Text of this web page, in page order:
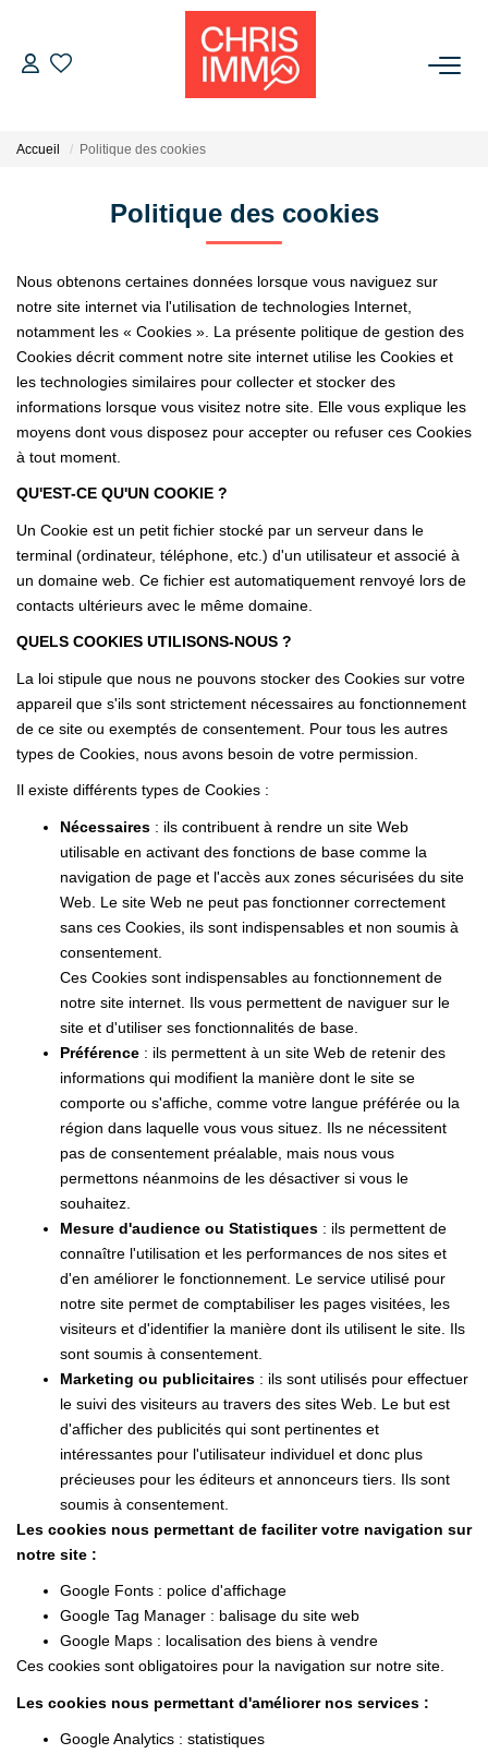
VENDRE
BIENS VENDUS
L'AGENCE
Présentation De L'agence
CONTACT
EN
Accueil Politique des cookies
Politique des cookies
Nous obtenons certaines données lorsque vous naviguez sur
notre site internet via l'utilisation de technologies Internet,
notamment les « Cookies ». La présente politique de gestion des
Cookies décrit comment notre site internet utilise les Cookies et
les technologies similaires pour collecter et stocker des
informations lorsque vous visitez notre site. Elle vous explique les
moyens dont vous disposez pour accepter ou refuser ces Cookies
à tout moment.
QU'EST-CE QU'UN COOKIE ?
Un Cookie est un petit fichier stocké par un serveur dans le
terminal (ordinateur, téléphone, etc.) d'un utilisateur et associé à
un domaine web. Ce fichier est automatiquement renvoyé lors de
contacts ultérieurs avec le même domaine.
QUELS COOKIES UTILISONS-NOUS ?
La loi stipule que nous ne pouvons stocker des Cookies sur votre
appareil que s'ils sont strictement nécessaires au fonctionnement
de ce site ou exemptés de consentement. Pour tous les autres
types de Cookies, nous avons besoin de votre permission.
Il existe différents types de Cookies :
Nécessaires : ils contribuent à rendre un site Web
utilisable en activant des fonctions de base comme la
navigation de page et l'accès aux zones sécurisées du site
Web. Le site Web ne peut pas fonctionner correctement
sans ces Cookies, ils sont indispensables et non soumis à
consentement.
Ces Cookies sont indispensables au fonctionnement de
notre site internet. Ils vous permettent de naviguer sur le
site et d'utiliser ses fonctionnalités de base.
Préférence : ils permettent à un site Web de retenir des
informations qui modifient la manière dont le site se
comporte ou s'affiche, comme votre langue préférée ou la
région dans laquelle vous vous situez. Ils ne nécessitent
pas de consentement préalable, mais nous vous
permettons néanmoins de les désactiver si vous le
souhaitez.
Mesure d'audience ou Statistiques : ils permettent de
connaître l'utilisation et les performances de nos sites et
d'en améliorer le fonctionnement. Le service utilisé pour
notre site permet de comptabiliser les pages visitées, les
visiteurs et d'identifier la manière dont ils utilisent le site. Ils
sont soumis à consentement.
Marketing ou publicitaires : ils sont utilisés pour effectuer
le suivi des visiteurs au travers des sites Web. Le but est
d'afficher des publicités qui sont pertinentes et
intéressantes pour l'utilisateur individuel et donc plus
précieuses pour les éditeurs et annonceurs tiers. Ils sont
soumis à consentement.
Les cookies nous permettant de faciliter votre navigation sur
notre site :
Google Fonts : police d'affichage
Google Tag Manager : balisage du site web
Google Maps : localisation des biens à vendre
Ces cookies sont obligatoires pour la navigation sur notre site.
Les cookies nous permettant d'améliorer nos services :
Google Analytics : statistiques